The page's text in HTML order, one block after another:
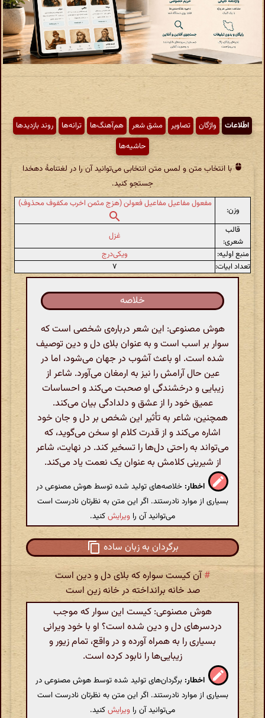
اطّلاعات واژگان تصاویر مشق شعر هم‌آهنگ‌ها ترانه‌ها
روند بازدیدها
حاشیه‌ها
با انتخاب متن و لمس متن انتخابی می‌توانید آن را در لغتنامهٔ دهخدا
جستجو کنید.
وزن:
مفعول مفاعیل مفاعیل فعولن (هزج مثمن اخرب مکفوف محذوف)
قالب
شعری:
غزل
منبع اولیه:
ویکی‌درج
تعداد ابیات:
۷
خلاصه
هوش مصنوعی: این شعر درباره‌ی شخصی است که
سوار بر اسب است و به عنوان بلای دل و دین توصیف
شده است. او باعث آشوب در جهان می‌شود، اما در
عین حال آرامش را نیز به ارمغان می‌آورد. شاعر از
زیبایی و درخشندگی او صحبت می‌کند و احساسات
عمیق خود را از عشق و دلدادگی بیان می‌کند.
همچنین، شاعر به تأثیر این شخص بر دل و جان خود
اشاره می‌کند و از قدرت کلام او سخن می‌گوید، که
می‌تواند به راحتی دل‌ها را تسخیر کند. در نهایت، شاعر
از شیرینی کلامش به عنوان یک نعمت یاد می‌کند.
اخطار: خلاصه‌های تولید شده توسط هوش مصنوعی در
بسیاری از موارد نادرستند. اگر این متن به نظرتان نادرست است
می‌توانید آن را ویرایشکنید.
برگردان به زبان ساده
#آن کیست سواره که بلای دل و دین است
صد خانه برانداخته در خانه زین است
هوش مصنوعی: کیست این سوار که موجب
دردسرهای دل و دین شده است؟ او با خود ویرانی
بسیاری را به همراه آورده و در واقع، تمام زیور و
زیبایی‌ها را نابود کرده است.
اخطار: برگردان‌های تولید شده توسط هوش مصنوعی در
بسیاری از موارد نادرستند. اگر این متن به نظرتان نادرست است
می‌توانید آن را ویرایشکنید.